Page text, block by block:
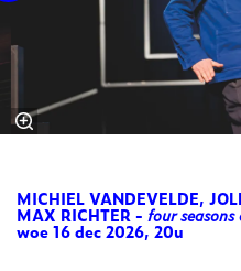
MICHIEL VANDEVELDE,
MAX RICHTER - four seasons
woe 16 dec 2026, 20u